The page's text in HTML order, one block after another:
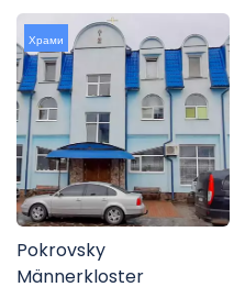
Храми
Pokrovsky
Männerkloster